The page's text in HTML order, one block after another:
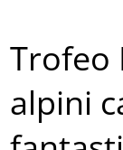
Trofeo
alpini